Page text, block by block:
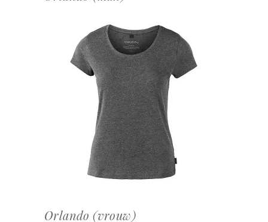
OFFERTEAANVRAAG
Orlando (vrouw)